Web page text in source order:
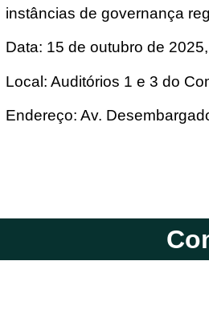
instâncias de governança
Data: 15 de outubro de
Local: Auditórios 1 e 3 do
Endereço: Av.